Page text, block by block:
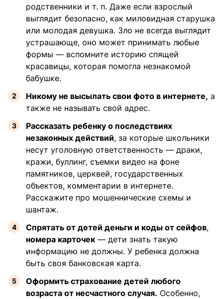
родственники и т. п. Даже если взрослый
выглядит безопасно, как миловидная старушка
или молодая девушка. Зло не всегда выглядит
устрашающе, оно может принимать любые
формы — вспомните историю спящей
красавицы, которая помогла незнакомой
бабушке.
Никому не высылать свои фото в интернете, а
также не называть свой адрес.
Рассказать ребенку о последствиях
незаконных действий, за которые школьники
несут уголовную ответственность — драки,
кражи, буллинг, съемки видео на фоне
памятников, церквей, государственных
объектов, комментарии в интернете.
Расскажите про мошеннические схемы и
шантаж.
Спрятать от детей деньги и коды от сейфов,
номера карточек — дети знать такую
информацию не должны. У ребенка должна
быть своя банковская карта.
Оформить страхование детей любого
возраста от несчастного случая. Особенно,